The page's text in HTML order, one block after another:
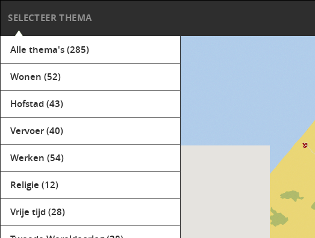
SELECTEER THEMA
Alle thema's(285)
Wonen (52)
Hofstad (43)
Vervoer(40)
Werken (54)
Religie (12)
Vrije tijd (28)